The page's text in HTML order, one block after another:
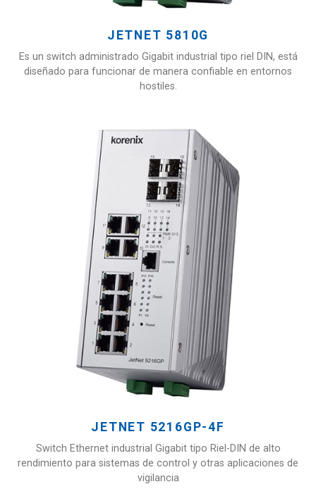
JETNET 5810G
Es un switch administrado Gigabit industrial tipo riel DIN, está
diseñado para funcionar de manera confiable en entornos
hostiles.
JETNET 5216GP-4F
Switch Ethernet industrial Gigabit tipo Riel-DIN de alto
rendimiento para sistemas de control y otras aplicaciones de
vigilancia